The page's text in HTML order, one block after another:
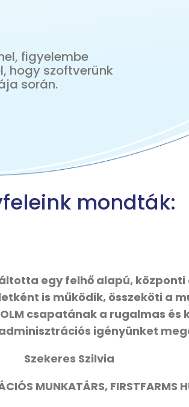
figyelembe
hogy szoftverünk
során.
mondták:
egy felhő alapú,
is működik, összeköti a
csapatának a rugalmas
igényünket
Szekeres Szilvia
MUNKATÁRS, FIRSTFARMS